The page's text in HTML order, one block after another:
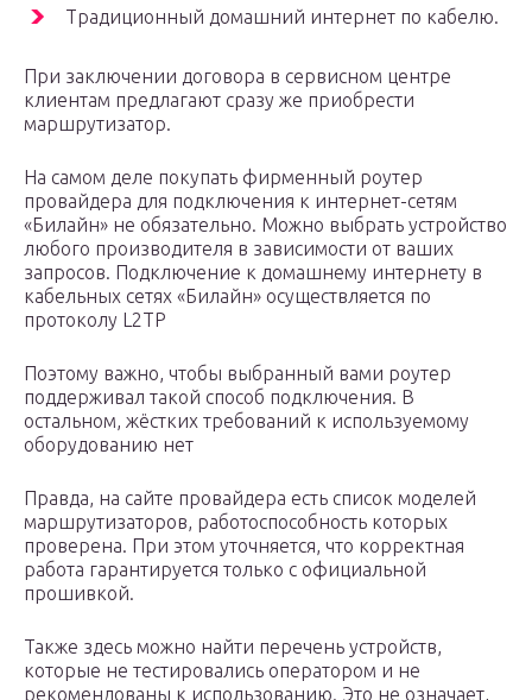
Традиционный домашний интернет по кабелю.
При заключении договора в сервисном центре
клиентам предлагают сразу же приобрести
маршрутизатор.
На самом деле покупать фирменный роутер
провайдера для подключения к интернет-сетям
«Билайн» не обязательно. Можно выбрать устройство
любого производителя в зависимости от ваших
запросов. Подключение к домашнему интернету в
кабельных сетях «Билайн» осуществляется по
протоколу L2TP
Поэтому важно, чтобы выбранный вами роутер
поддерживал такой способ подключения. В
остальном, жёстких требований к используемому
оборудованию нет
Правда, на сайте провайдера есть список моделей
маршрутизаторов, работоспособность которых
проверена. При этом уточняется, что корректная
работа гарантируется только с официальной
прошивкой.
Также здесь можно найти перечень устройств,
которые не тестировались оператором и не
рекомендованы к использованию. Это не означает,